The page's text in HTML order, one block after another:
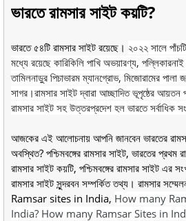
ভারতে রামসারসাইট কয়টি?
ভারতে ৫৪টি রামসার সাইট রয়েছে। ২০২২ সালে
মধ্যে রয়েছে কারিকিলি পাখি অভয়ারণ্য, পল্লিকারনাই
তামিলনাড়ুর পিচাভারম ম্যানগ্রোভ, মিজোরামের
সাগর।রামসার সাইট দ্বারা আচ্ছাদিত ভূপৃষ্ঠের
রামসার সাইট সহ উত্তরপ্রদেশ হল ভারতে সর্বাধিক
আজকের এই আলোচনায় আপনি জানবেন ভারতের
অবস্থিত? পশ্চিমবঙ্গের রামসার সাইট, ভারতের প্রথম
রামসার সাইট কয়টি, পশ্চিমবঙ্গের রামসার সাইট
রামসার সাইট সুন্দরবন সম্পর্কিত তথ্য। রামসার
Ramsar sites in India, How many
India? How many Ramsar Sites in